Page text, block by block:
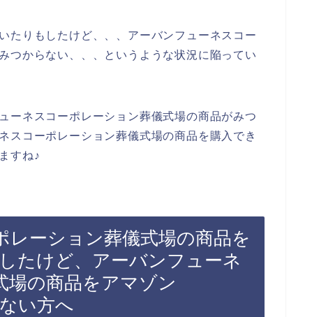
たりもしたけど、、、アーバンフューネスコー
つからない、、、というような状況に陥ってい
ーネスコーポレーション葬儀式場の商品がみつ
スコーポレーション葬儀式場の商品を購入でき
すね♪
ーション葬儀式場の商品を
たけど、アーバンフューネ
場の商品をアマゾン
い方へ